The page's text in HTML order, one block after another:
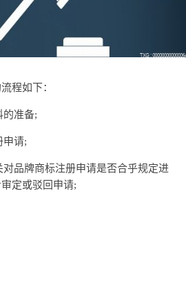
程如下：
的准备;
申请;
品牌商标注册申请是否合乎规定进
定或驳回申请;